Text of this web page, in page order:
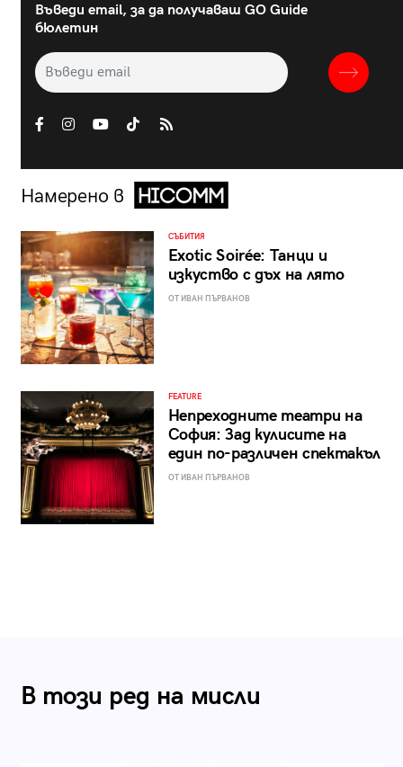
Въведи email, за да получаваш GO Guide
бюлетин
Намерено в
СЪБИТИЯ
Exotic Soirée: Танци и
изкуство с дъх на лято
ОТ ИВАН ПЪРВАНОВ
FEATURE
Непреходните театри на
София: Зад кулисите на
един по-различен спектакъл
ОТ ИВАН ПЪРВАНОВ
В този ред на мисли